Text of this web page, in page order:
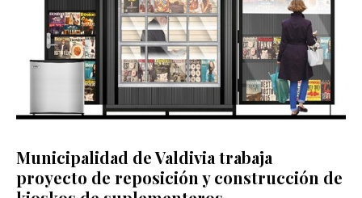
Municipalidad de Valdivia trabaja
proyecto de reposición y construcción de